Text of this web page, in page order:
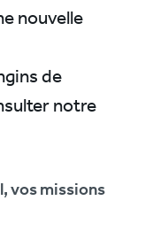
nouvelle
de
notre
vos missions